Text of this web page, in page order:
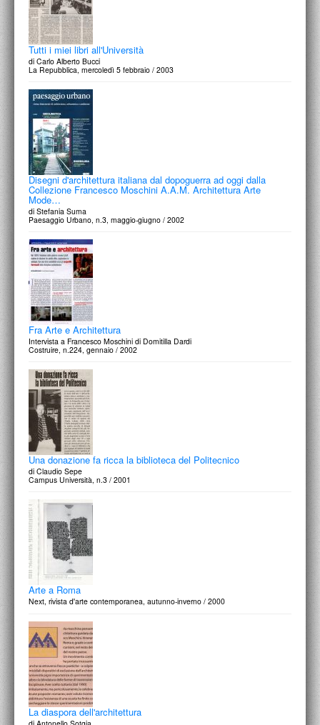
Tutti i miei libri all'Università
di Carlo Alberto Bucci
La Repubblica, mercoledì 5 febbraio / 2003
Disegni d'architettura italiana dal dopoguerra ad oggi dalla
Collezione Francesco Moschini A.A.M. Architettura Arte
Mode…
di Stefania Suma
Paesaggio Urbano, n.3, maggio-giugno / 2002
Fra Arte e Architettura
Intervista a Francesco Moschini di Domitilla Dardi
Costruire, n.224, gennaio / 2002
Una donazione fa ricca la biblioteca del Politecnico
di Claudio Sepe
Campus Università, n.3 / 2001
Arte a Roma
Next, rivista d'arte contemporanea, autunno-inverno / 2000
La diaspora dell'architettura